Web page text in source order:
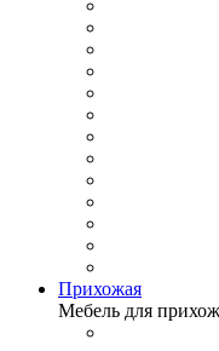
Прихожая
Мебель для